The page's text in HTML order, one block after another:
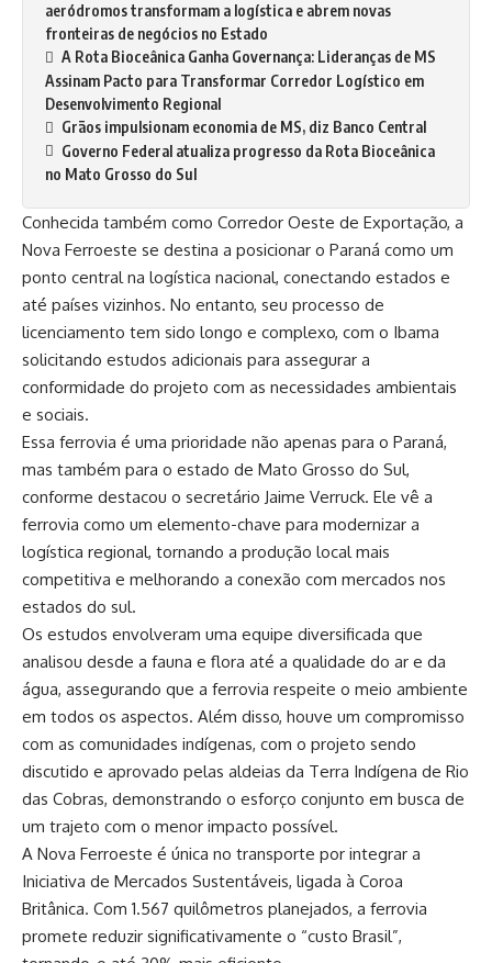
aeródromos transformam a logística e abrem novas
fronteiras de negócios no Estado
A Rota Bioceânica Ganha Governança: Lideranças de MS
Assinam Pacto para Transformar Corredor Logístico em
Desenvolvimento Regional
Grãos impulsionam economia de MS, diz Banco Central
Governo Federal atualiza progresso da Rota Bioceânica
no Mato Grosso do Sul
Conhecida também como Corredor Oeste de Exportação, a
Nova Ferroeste se destina a posicionar o Paraná como um
ponto central na logística nacional, conectando estados e
até países vizinhos. No entanto, seu processo de
licenciamento tem sido longo e complexo, com o Ibama
solicitando estudos adicionais para assegurar a
conformidade do projeto com as necessidades ambientais
e sociais.
Essa ferrovia é uma prioridade não apenas para o Paraná,
mas também para o estado de Mato Grosso do Sul,
conforme destacou o secretário Jaime Verruck. Ele vê a
ferrovia como um elemento-chave para modernizar a
logística regional, tornando a produção local mais
competitiva e melhorando a conexão com mercados nos
estados do sul.
Os estudos envolveram uma equipe diversificada que
analisou desde a fauna e flora até a qualidade do ar e da
água, assegurando que a ferrovia respeite o meio ambiente
em todos os aspectos. Além disso, houve um compromisso
com as comunidades indígenas, com o projeto sendo
discutido e aprovado pelas aldeias da Terra Indígena de Rio
das Cobras, demonstrando o esforço conjunto em busca de
um trajeto com o menor impacto possível.
A Nova Ferroeste é única no transporte por integrar a
Iniciativa de Mercados Sustentáveis, ligada à Coroa
Britânica. Com 1.567 quilômetros planejados, a ferrovia
promete reduzir significativamente o “custo Brasil”,